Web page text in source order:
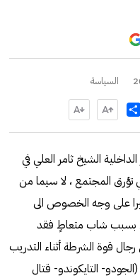
السياسة
Share
الشيخ ثامر العلي في
تؤرق المجتمع ، لا سيما من
على وجه الخصوص الى
بسبب شاب متعاطٍ فقد
قوة الشرطة أثناء التدريب
التايكوندو- قتال